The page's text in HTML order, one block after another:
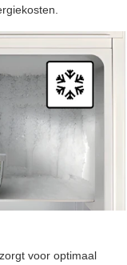
voor optimaal